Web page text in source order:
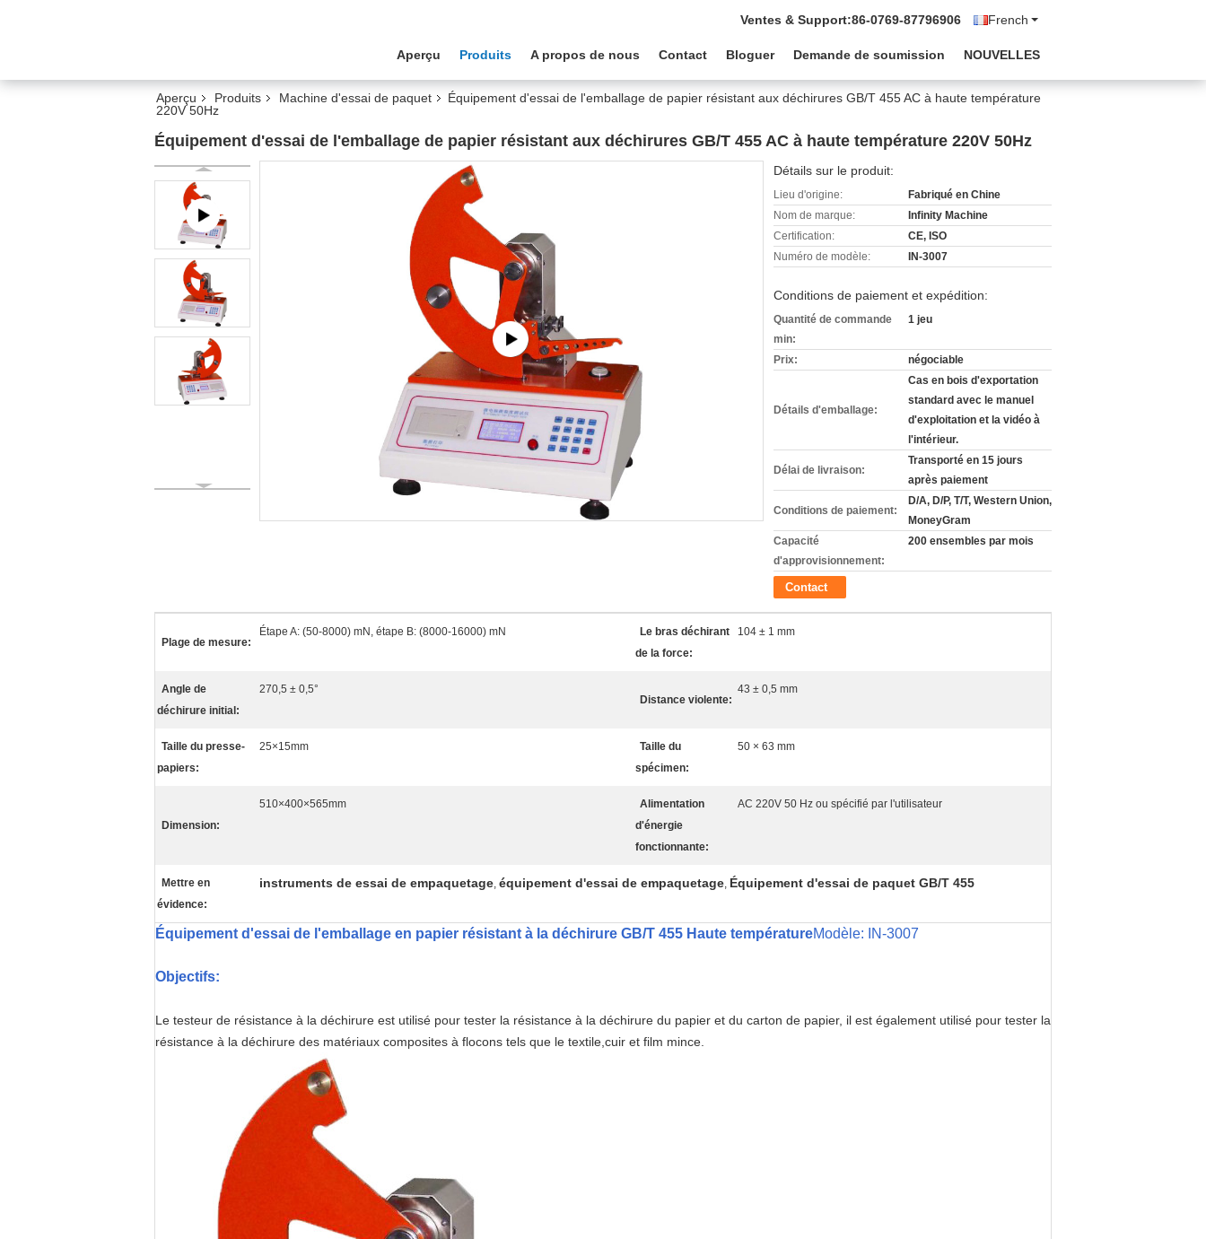
French
Ventes & Support:86-0769-87796906
Aperçu Produits A propos de nous Contact Bloguer Demande de soumission NOUVELLES
Aperçu Produits Machine d'essai de paquet
Équipement d'essai de l'emballage de papier résistant aux déchirures GB/T 455 AC à haute température
220V 50Hz
Équipement d'essai de l'emballage de papier résistant aux déchirures GB/T 455 AC à haute température 220V 50Hz
Détails sur le produit:
Lieu d'origine:
Fabriqué en Chine
Nom de marque:
Infinity Machine
Certification:
CE, ISO
Numéro de modèle:
IN-3007
Conditions de paiement et expédition:
Quantité de commande
min:
1 jeu
Prix: négociable
Détails d'emballage:
Cas en bois d'exportation
standard avec le manuel
d'exploitation et la vidéo à
l'intérieur.
Délai de livraison:
Transporté en 15 jours
après paiement
Conditions de paiement:
D/A, D/P, T/T, Western Union,
MoneyGram
Capacité
d'approvisionnement:
200 ensembles par mois
Contact
Plage de mesure:
Étape A: (50-8000) mN, étape B: (8000-16000) mN
Le bras déchirant
de la force:
104 ± 1 mm
Angle de
déchirure initial:
270,5 ± 0,5°
Distance violente:
43 ± 0,5 mm
Taille du presse-
papiers:
25×15mm
Taille du
spécimen:
50 × 63 mm
Dimension:
510×400×565mm
Alimentation
d'énergie
fonctionnante:
AC 220V 50 Hz ou spécifié par l'utilisateur
Mettre en
évidence:
instruments de essai de empaquetage, équipement d'essai de empaquetage, Équipement d'essai de paquet GB/T 455
Équipement d'essai de l'emballage en papier résistant à la déchirure GB/T 455 Haute températureModèle: IN-3007
Objectifs:
Le testeur de résistance à la déchirure est utilisé pour tester la résistance à la déchirure du papier et du carton de papier, il est également utilisé pour tester la
résistance à la déchirure des matériaux composites à flocons tels que le textile,cuir et film mince.